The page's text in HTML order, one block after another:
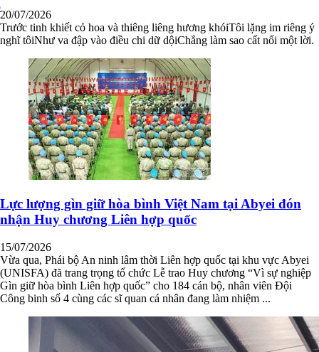
20/07/2026
Trước tinh khiết cỏ hoa và thiêng liêng hương khóiTôi lặng im riêng ý
nghĩ tôiNhư va đập vào điều chi dữ dộiChẳng làm sao cất nổi một lời.
Lực lượng gìn giữ hòa bình Việt Nam tại Abyei đón
nhận Huy chương Liên hợp quốc
15/07/2026
Vừa qua, Phái bộ An ninh lâm thời Liên hợp quốc tại khu vực Abyei
(UNISFA) đã trang trọng tổ chức Lễ trao Huy chương “Vì sự nghiệp
Gìn giữ hòa bình Liên hợp quốc” cho 184 cán bộ, nhân viên Đội
Công binh số 4 cùng các sĩ quan cá nhân đang làm nhiệm ...